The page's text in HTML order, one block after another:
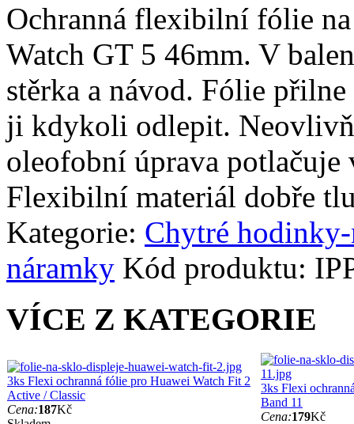
Ochranná flexibilní fólie
Watch GT 5 46mm. V
stěrka a návod. Fólie
ji kdykoli odlepit.
oleofobní úprava
Flexibilní materiál dobře
Kategorie: Chytré
náramky Kód produktu:
VÍCE Z KATEGORIE
3ks Flexi ochranná fólie pro Huawei Watch Fit 2
Active / Classic
Cena:187Kč
3ks Flexi
Band 11
Cena:179Kč